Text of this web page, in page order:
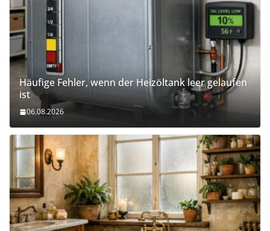
Häufige Fehler, wenn der Heizöltank leer gelaufen
ist
06.08.2026